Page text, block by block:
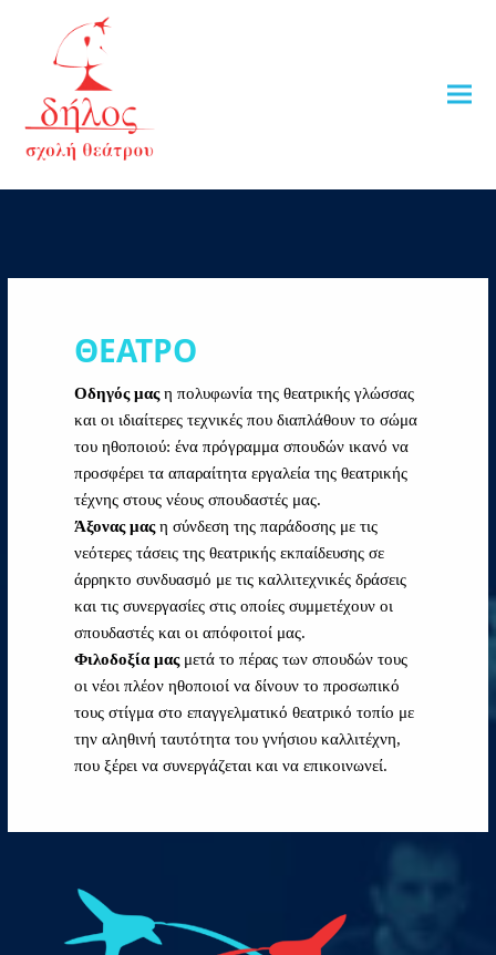
ΘΕΑΤΡΟ
Οδηγός μαςη πολυφωνία της θεατρικής γλώσσας
και οι ιδιαίτερες τεχνικές που διαπλάθουν το σώμα
του ηθοποιού: ένα πρόγραμμα σπουδών ικανό να
προσφέρει τα απαραίτητα εργαλεία της θεατρικής
τέχνης στους νέους σπουδαστές μας.
Άξονας μαςη σύνδεση της παράδοσης με τις
νεότερες τάσεις της θεατρικής εκπαίδευσης σε
άρρηκτο συνδυασμό με τις καλλιτεχνικές δράσεις
και τις συνεργασίες στις οποίες συμμετέχουν οι
σπουδαστές και οι απόφοιτοί μας.
Φιλοδοξία μαςμετά το πέρας των σπουδών τους
οι νέοι πλέον ηθοποιοί να δίνουν το προσωπικό
τους στίγμα στο επαγγελματικό θεατρικό τοπίο με
την αληθινή ταυτότητα του γνήσιου καλλιτέχνη,
που ξέρει να συνεργάζεται και να επικοινωνεί.